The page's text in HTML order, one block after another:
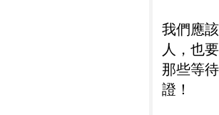
我們應
人，也
那些等
證！